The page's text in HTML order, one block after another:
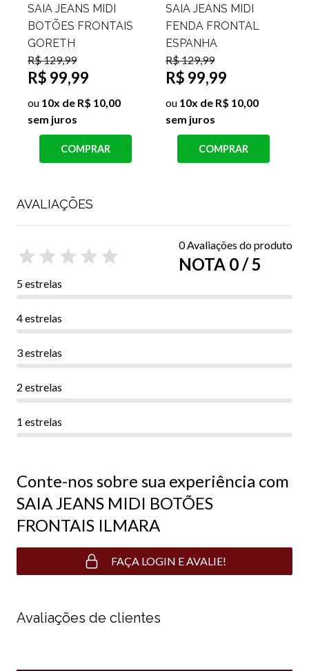
SAIA JEANS MIDI
BOTÕES FRONTAIS
GORETH
R$ 129,99
R$ 99,99
ou 10x de R$ 10,00
sem juros
COMPRAR
SAIA JEANS MIDI
FENDA FRONTAL
ESPANHA
R$ 129,99
R$ 99,99
ou 10x de R$ 10,00
sem juros
COMPRAR
AVALIAÇÕES
0 Avaliações do produto
NOTA 0 / 5
5 estrelas
4 estrelas
3 estrelas
2 estrelas
1 estrelas
Conte-nos sobre sua experiência com
SAIA JEANS MIDI BOTÕES
FRONTAIS ILMARA
FAÇA LOGIN E AVALIE!
Avaliações de clientes